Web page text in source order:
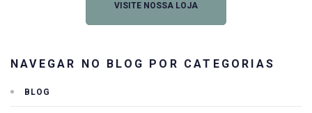
VISITE NOSSA LOJA
NAVEGAR NO BLOG POR CATEGORIAS
BLOG